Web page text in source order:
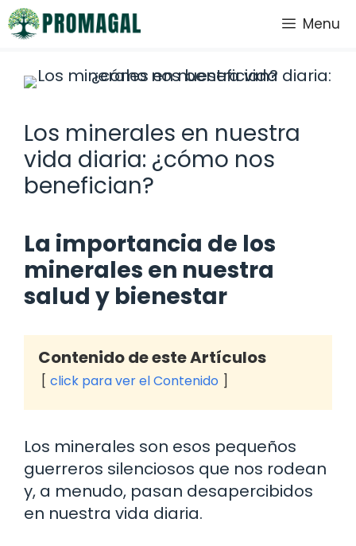
Saltar
al
Menu
Los minerales en nuestra
vida diaria: ¿cómo nos
benefician?
La importancia de los
minerales en nuestra
salud y bienestar
Contenido de este Artículos
click para ver el Contenido
Los minerales son esos pequeños
guerreros silenciosos que nos rodean
y, a menudo, pasan desapercibidos
en nuestra vida diaria.